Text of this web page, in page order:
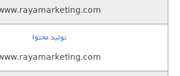
تولید محتوا